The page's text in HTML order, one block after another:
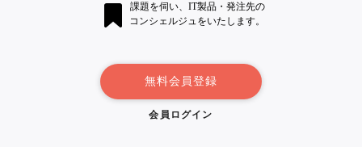
課題を伺い、IT製品・発注先の
コンシェルジュをいたします。
無料会員登録
会員ログイン